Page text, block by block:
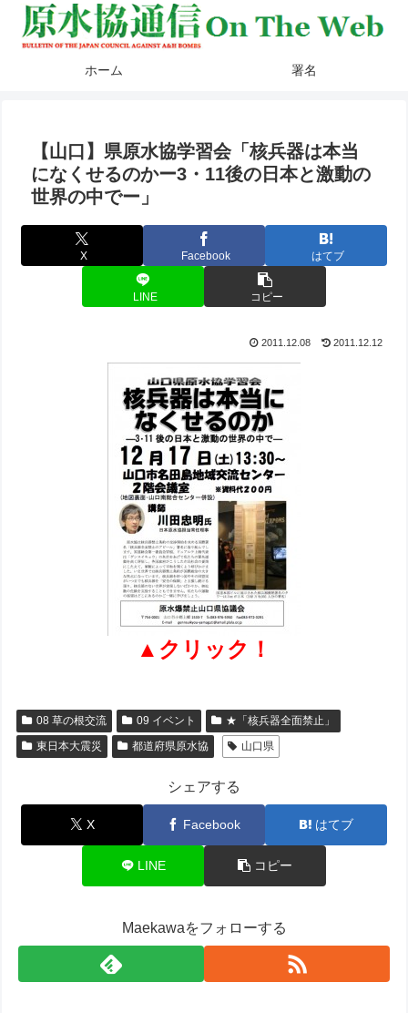
ホーム 署名
【山口】県原水協学習会「核兵器は本当
になくせるのかー3・11後の日本と激動の
世界の中でー」
X Facebook はてブ
LINE コピー
2011.12.08 2011.12.12
▲クリック！
08 草の根交流 09 イベント
★「核兵器全面禁止」
東日本大震災
都道府県原水協 山口県
シェアする
X Facebook はてブ
LINE コピー
Maekawaをフォローする